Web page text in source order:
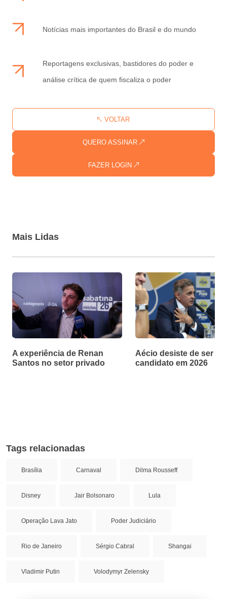
Notícias mais importantes do Brasil e do mundo
Reportagens exclusivas, bastidores do poder e
análise crítica de quem fiscaliza o poder
FAZER LOGIN
QUERO ASSINAR
VOLTAR
Mais Lidas
A experiência de Renan
Santos no setor privado
Aécio desiste de ser
candidato em 2026
Tags relacionadas
Brasília Carnaval Dilma Rousseff
Disney Jair Bolsonaro Lula
Operação Lava Jato Poder Judiciário
Rio de Janeiro Sérgio Cabral Shangai
Vladimir Putin Volodymyr Zelensky